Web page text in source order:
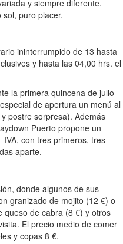
y siempre diferente.
puro placer.
ininterrumpido de 13 hasta
y hasta las 04,00 hrs. el
la primera quincena de julio
de apertura un menú al
postre sorpresa). Además
Puerto propone un
con tres primeros, tres
aparte.
donde algunos de sus
granizado de mojito (12 €) o
queso de cabra (8 €) y otros
El precio medio de comer
y copas 8 €.